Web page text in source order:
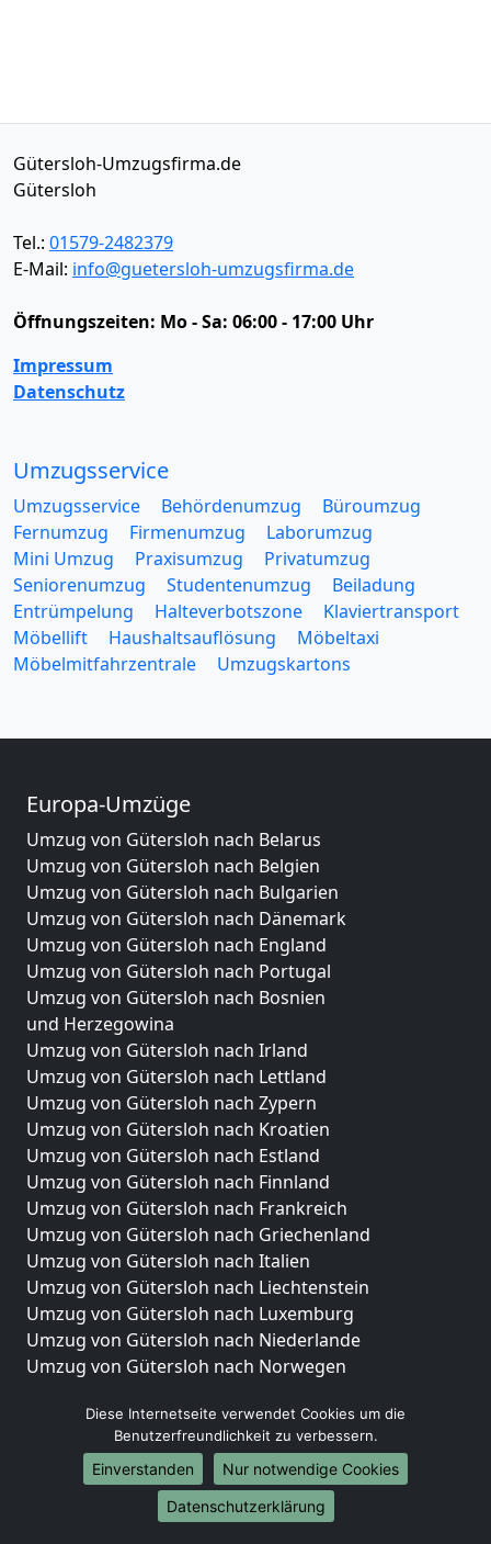
Gütersloh-Umzugsfirma.de
Gütersloh
Tel.: 01579-2482379
E-Mail: info@guetersloh-umzugsfirma.de
Öffnungszeiten: Mo - Sa: 06:00 - 17:00 Uhr
Impressum
Datenschutz
Umzugsservice
Umzugsservice Behördenumzug
Büroumzug
Fernumzug
Firmenumzug
Laborumzug
Mini Umzug
Praxisumzug
Privatumzug
Seniorenumzug
Studentenumzug
Beiladung
Entrümpelung
Halteverbotszone
Klaviertransport
Möbellift
Haushaltsauflösung
Möbeltaxi
Möbelmitfahrzentrale
Umzugskartons
Europa-Umzüge
Umzug von Gütersloh nach Belarus
Umzug von Gütersloh nach Belgien
Umzug von Gütersloh nach Bulgarien
Umzug von Gütersloh nach Dänemark
Umzug von Gütersloh nach England
Umzug von Gütersloh nach Portugal
Umzug von Gütersloh nach Bosnien
und Herzegowina
Umzug von Gütersloh nach Irland
Umzug von Gütersloh nach Lettland
Umzug von Gütersloh nach Zypern
Umzug von Gütersloh nach Kroatien
Umzug von Gütersloh nach Estland
Umzug von Gütersloh nach Finnland
Umzug von Gütersloh nach Frankreich
Umzug von Gütersloh nach Griechenland
Umzug von Gütersloh nach Italien
Umzug von Gütersloh nach Liechtenstein
Umzug von Gütersloh nach Luxemburg
Umzug von Gütersloh nach Niederlande
Umzug von Gütersloh nach Norwegen
Umzüge-Deutschlandweit
Umzug von Gütersloh nach Berlin
Umzug von Gütersloh nach Hamburg
Umzug von Gütersloh nach München
Umzug von Gütersloh nach Köln
Diese Internetseite verwendet Cookies um die
Benutzerfreundlichkeit zu verbessern.
Einverstanden
Nur notwendige Cookies
Datenschutzerklärung